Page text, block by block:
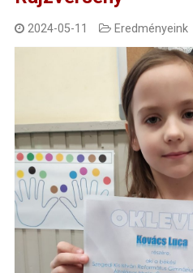
2024-05-11 Eredményeink